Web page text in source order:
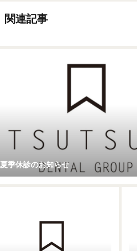
関連記事
夏季休診のお知らせ